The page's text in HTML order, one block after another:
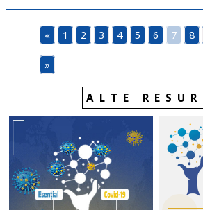
« 1 2 3 4 5 6 7 8
»
ALTE